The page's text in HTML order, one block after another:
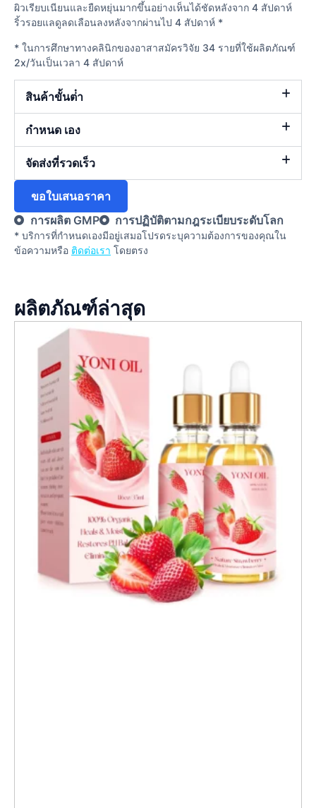
ผิวเรียบเนียนและยืดหยุ่นมากขึ้นอย่างเห็นได้ชัดหลังจาก 4 สัปดาห์
ริ้วรอยแลดูลดเลือนลงหลังจากผ่านไป 4 สัปดาห์ *
* ในการศึกษาทางคลินิกของอาสาสมัครวิจัย 34 รายที่ใช้ผลิตภัณฑ์
2x/วันเป็นเวลา 4 สัปดาห์
สินค้าขั้นต่ํา
กำหนด เอง
จัดส่งที่รวดเร็ว
ขอใบเสนอราคา
การผลิต GMP
การปฏิบัติตามกฎระเบียบระดับโลก
* บริการที่กําหนดเองมีอยู่เสมอโปรดระบุความต้องการของคุณใน
ข้อความหรือ ติดต่อเรา โดยตรง
ผลิตภัณฑ์ล่าสุด